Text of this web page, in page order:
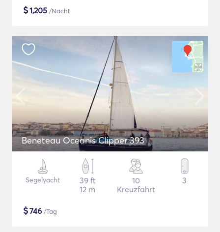
$1,205 /Nacht
Beneteau Oceanis Clipper 393
Segelyacht
39 ft
12 m
10
Kreuzfahrt
3
$746 /Tag